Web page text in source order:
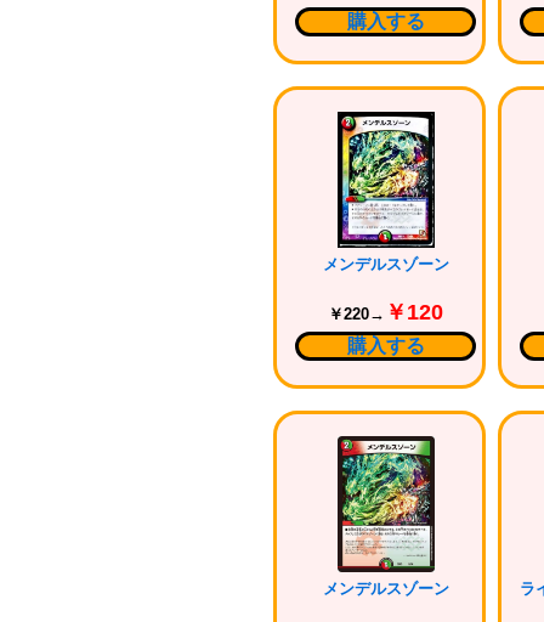
購入する
メンデルスゾーン
￥220→ ￥120
購入する
メンデルスゾーン